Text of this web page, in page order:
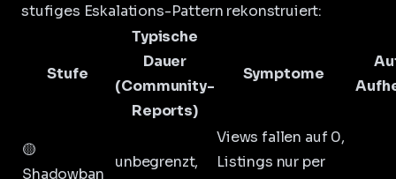
stufiges Eskalations-Pattern rekonstruiert:
Stufe
Typische
Dauer
(Community-
Reports)
Symptome
🟡
Shadowban
unbegrenzt,
Views fallen auf 0,
Listings nur per